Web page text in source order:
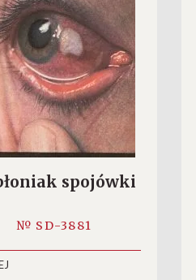
spojówki
№ SD-3881